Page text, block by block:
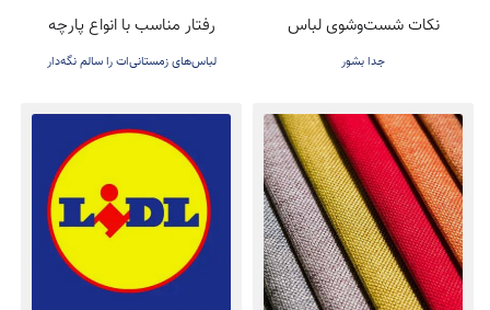
همیشه روشن و تمیز نگه
داریم؟
نکات شست‌وشوی لباس
جدا بشور
زمستانی (پشمی و بافتنی)
رفتار مناسب با انواع پارچه
لباس‌های زمستانی‌ات را سالم نگه‌دار